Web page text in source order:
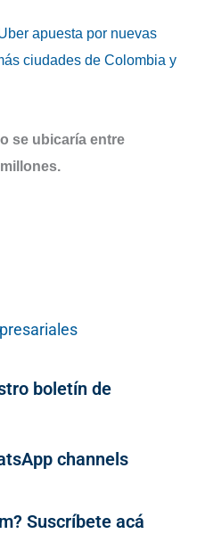
apuesta por nuevas
ciudades de Colombia y
se ubicaría entre
boletín de
channels
Suscríbete acá